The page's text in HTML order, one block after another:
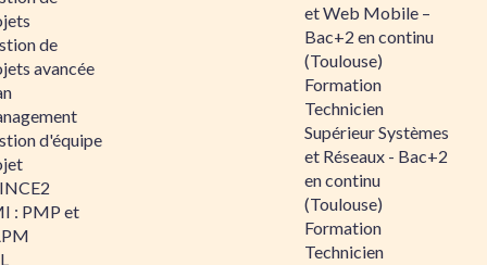
de
avancée
d'équipe
: PMP et
et Web Mobile –
Bac+2 en continu
(Toulouse)
Formation
Technicien
Supérieur Systèmes
et Réseaux - Bac+2
en continu
(Toulouse)
Formation
Technicien